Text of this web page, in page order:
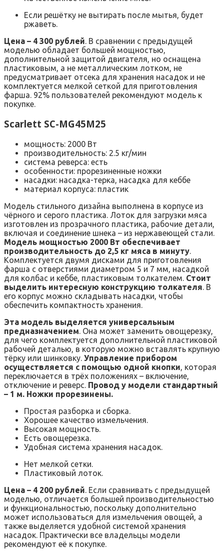
Если решётку не вытирать после мытья, будет
ржаветь.
Цена – 4 300 рублей. В сравнении с предыдущей
моделью обладает большей мощностью,
дополнительной защитой двигателя, но оснащена
пластиковым, а не металлическим лотком, не
предусматривает отсека для хранения насадок и не
комплектуется мелкой сеткой для приготовления
фарша. 92% пользователей рекомендуют модель к
покупке.
Scarlett SC-MG45M25
мощность: 2000 Вт
производительность: 2.5 кг/мин
система реверса: есть
особенности: прорезиненные ножки
насадки: насадка-терка, насадка для кеббе
материал корпуса: пластик
Модель стильного дизайна выполнена в корпусе из
чёрного и серого пластика. Лоток для загрузки мяса
изготовлен из прозрачного пластика, рабочие детали,
включая и соединение шнека – из нержавеющей стали.
Модель мощностью 2000 Вт обеспечивает
производительность до 2,5 кг мяса в минуту.
Комплектуется двумя дисками для приготовления
фарша с отверстиями диаметром 5 и 7 мм, насадкой
для колбас и кеббе, пластиковым толкателем. Стоит
выделить интересную конструкцию толкателя. В
его корпус можно складывать насадки, чтобы
обеспечить компактность хранения.
Эта модель выделяется универсальным
предназначением. Она может заменить овощерезку,
для чего комплектуется дополнительной пластиковой
рабочей деталью, в которую можно вставлять крупную
тёрку или шинковку. Управление прибором
осуществляется с помощью одной кнопки, которая
переключается в трёх положениях – включение,
отключение и реверс. Провод у модели стандартный
– 1 м. Ножки прорезинены.
Простая разборка и сборка.
Хорошее качество измельчения.
Высокая мощность.
Есть овощерезка.
Удобная система хранения насадок.
Нет мелкой сетки.
Пластиковый лоток.
Цена – 4 200 рублей. Если сравнивать с предыдущей
моделью, отличается большей производительностью
и функциональностью, поскольку дополнительно
может использоваться для измельчения овощей, а
также выделяется удобной системой хранения
насадок. Практически все владельцы модели
рекомендуют её к покупке.